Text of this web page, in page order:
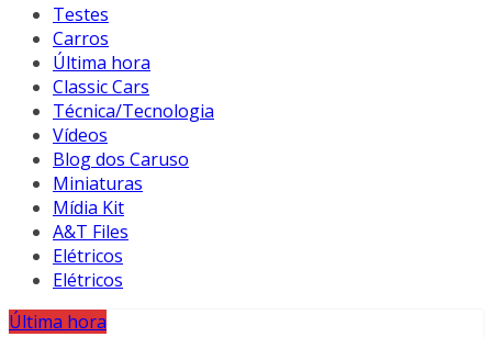
Testes
Carros
Última hora
Classic Cars
Técnica/Tecnologia
Vídeos
Blog dos Caruso
Miniaturas
Mídia Kit
A&T Files
Elétricos
Elétricos
Última hora